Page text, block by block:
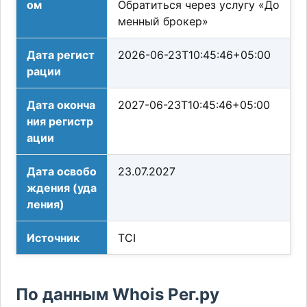
ом
Обратиться через услугу «До
менный брокер»
Дата регист
рации
2026-06-23T10:45:46+05:00
Дата оконча
ния регистр
ации
2027-06-23T10:45:46+05:00
Дата освобо
ждения (уда
ления)
23.07.2027
Источник TCI
По данным Whois Рег.ру